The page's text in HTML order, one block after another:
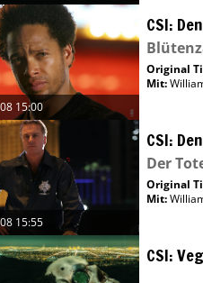
15:00
CSI:
Original
Mit:
15:55
CSI:
Der
Original
Mit:
CSI: